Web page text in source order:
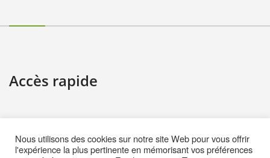
Accès rapide
Informations pratiques
Nous utilisons des cookies sur notre site Web pour vous offrir
l'expérience la plus pertinente en mémorisant vos préférences